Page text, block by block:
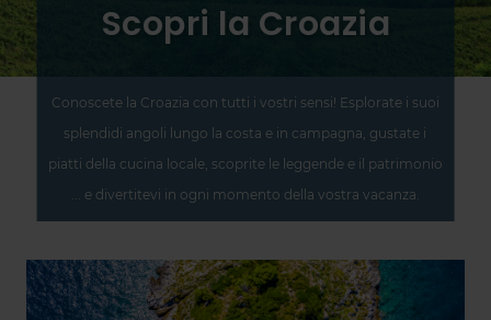
Scopri la Croazia
Conoscete la Croazia con tutti i vostri sensi! Esplorate i suoi
splendidi angoli lungo la costa e in campagna, gustate i
piatti della cucina locale, scoprite le leggende e il patrimonio
... e divertitevi in ogni momento della vostra vacanza.